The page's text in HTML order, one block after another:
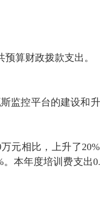
算财政拨款支出。
监控平台的建设和
元相比，上升了
本年度培训费支出